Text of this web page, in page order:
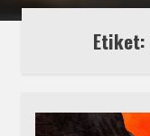
Etiket: